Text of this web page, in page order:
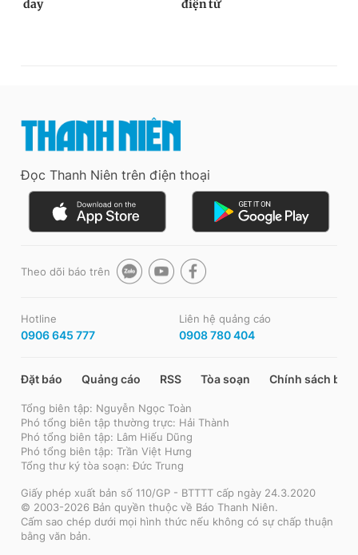
Đọc Thanh Niên trên điện thoại
Theo dõi báo trên
Hotline
0906 645 777
Liên hệ quảng cáo
0908 780 404
Đặt báo Quảng cáo RSS Tòa soạn Chính sách bảo
Tổng biên tập: Nguyễn Ngọc Toàn
Phó tổng biên tập thường trực: Hải Thành
Phó tổng biên tập: Lâm Hiếu Dũng
Phó tổng biên tập: Trần Việt Hưng
Tổng thư ký tòa soạn: Đức Trung
Giấy phép xuất bản số 110/GP - BTTTT cấp ngày 24.3.2020
© 2003-2026 Bản quyền thuộc về Báo Thanh Niên.
Cấm sao chép dưới mọi hình thức nếu không có sự chấp thuận
bằng văn bản.